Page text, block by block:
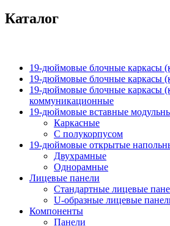
Каталог
19-дюймовые блочные каркасы
19-дюймовые блочные каркасы
19-дюймовые блочные каркасы
коммуникационные
19-дюймовые вставные
Каркасные
С полукорпусом
19-дюймовые открытые
Двухрамные
Однорамные
Лицевые панели
Стандартные лицевые
U-образные лицевые
Компоненты
Панели